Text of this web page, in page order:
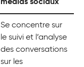
médias sociaux
Se concentre sur
le suivi et l’analyse
des conversations
sur les